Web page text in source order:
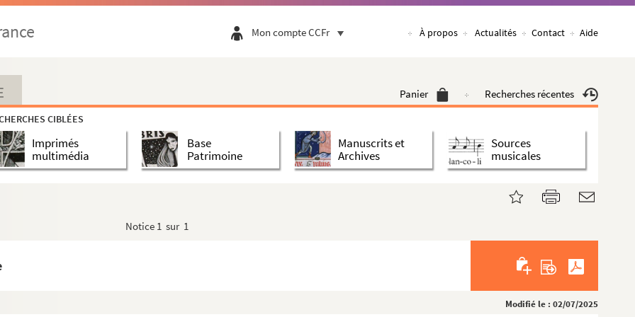
Mon compte CCFr À propos Actualités Contact Aide
Panier Recherches récentes
CIBLÉES
Imprimés
multimédia
Base
Patrimoine
Manuscrits et
Archives
Sources
musicales
Notice 1 sur 1
Modifié le : 02/07/2025